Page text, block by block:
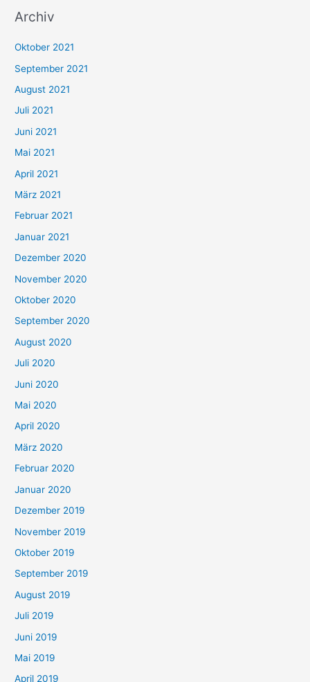
c
n
n
a
c
h
:
Archiv
Oktober 2021
September 2021
August 2021
Juli 2021
Juni 2021
Mai 2021
April 2021
März 2021
Februar 2021
Januar 2021
Dezember 2020
November 2020
Oktober 2020
September 2020
August 2020
Juli 2020
Juni 2020
Mai 2020
April 2020
März 2020
Februar 2020
Januar 2020
Dezember 2019
November 2019
Oktober 2019
September 2019
August 2019
Juli 2019
Juni 2019
Mai 2019
April 2019